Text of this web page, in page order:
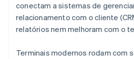
conectam a sistemas de
relacionamento com o cliente
relatórios nem melhoram com o
Terminais modernos rodam com